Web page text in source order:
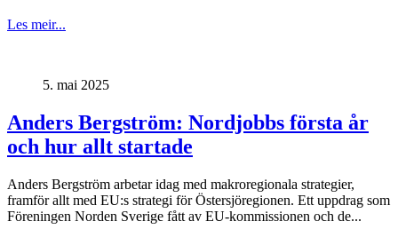
Les meir...
5. mai 2025
Anders Bergström: Nordjobbs första år
och hur allt startade
Anders Bergström arbetar idag med makroregionala strategier,
framför allt med EU:s strategi för Östersjöregionen. Ett uppdrag som
Föreningen Norden Sverige fått av EU-kommissionen och de...